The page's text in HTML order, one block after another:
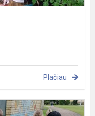
Plačiau